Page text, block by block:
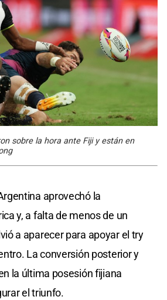
sobre la hora ante Fiji y están en
aprovechó la
y, a falta de menos de un
a aparecer para apoyar el try
La conversión posterior y
la última posesión fijiana
el triunfo.